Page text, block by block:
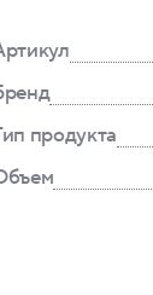
продукта